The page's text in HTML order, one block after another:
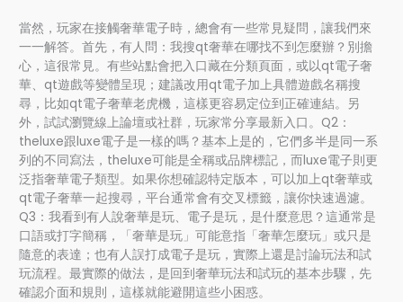
當然，玩家在接觸奢華電子時，總會有一些常見疑問，讓我們來
一一解答。首先，有人問：我搜qt奢華在哪找不到怎麼辦？別擔
心，這很常見。有些站點會把入口藏在分類頁面，或以qt電子奢
華、qt遊戲等變體呈現；建議改用qt電子加上具體遊戲名稱搜
尋，比如qt電子奢華老虎機，這樣更容易定位到正確連結。另
外，試試瀏覽線上論壇或社群，玩家常分享最新入口。Q2：
theluxe跟luxe電子是一樣的嗎？基本上是的，它們多半是同一系
列的不同寫法，theluxe可能是全稱或品牌標記，而luxe電子則更
泛指奢華電子類型。如果你想確認特定版本，可以加上qt奢華或
qt電子奢華一起搜尋，平台通常會有交叉標籤，讓你快速過濾。
Q3：我看到有人說奢華是玩、電子是玩，是什麼意思？這通常是
口語或打字簡稱，「奢華是玩」可能意指「奢華怎麼玩」或只是
隨意的表達；也有人誤打成電子是玩，實際上還是討論玩法和試
玩流程。最實際的做法，是回到奢華玩法和試玩的基本步驟，先
確認介面和規則，這樣就能避開這些小困惑。